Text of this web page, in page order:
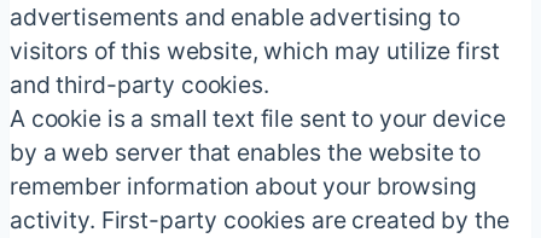
advertisements and enable advertising to
visitors of this website, which may utilize first
and third-party cookies.
A cookie is a small text file sent to your device
by a web server that enables the website to
remember information about your browsing
activity. First-party cookies are created by the